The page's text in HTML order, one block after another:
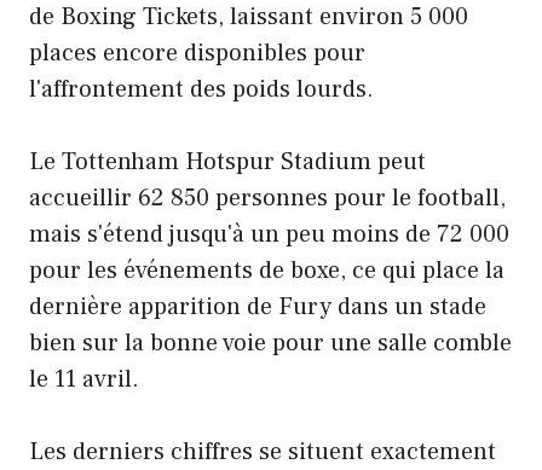
de Boxing Tickets, laissant environ 5 000
places encore disponibles pour
l'affrontement des poids lourds.
Le Tottenham Hotspur Stadium peut
accueillir 62 850 personnes pour le football,
mais s'étend jusqu'à un peu moins de 72 000
pour les événements de boxe, ce qui place la
dernière apparition de Fury dans un stade
bien sur la bonne voie pour une salle comble
le 11 avril.
Les derniers chiffres se situent exactement